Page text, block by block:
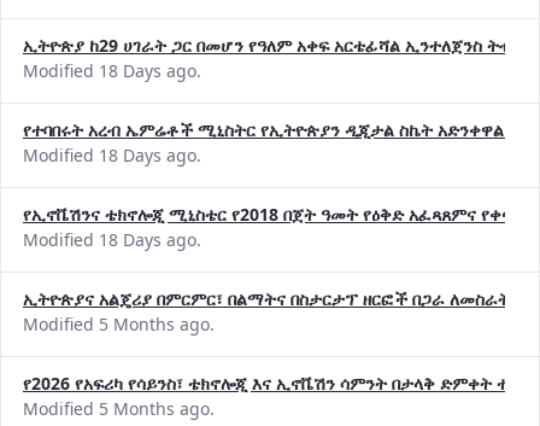
ኢትዮጵያ ከ29 ሀገራት ጋር በመሆን የዓለም አቀፍ አርቴፊሻል ኢንተለጀንስ
Modified 18 Days ago.
የተባበሩት አረብ ኤምሬቶች ሚኒስትር የኢትዮጵያን ዲጂታል ስኬት አድንቀዋል
Modified 18 Days ago.
የኢኖቬሽንና ቴክኖሎጂ ሚኒስቴር የ2018 በጀት ዓመት የዕቅድ አፈጻጸምና
Modified 18 Days ago.
ኢትዮጵያና አልጄሪያ በምርምር፣ በልማትና በስታርታፕ ዘርፎች በጋራ ለመስራት
Modified 5 Months ago.
የ2026 የአፍሪካ የሳይንስ፣ ቴክኖሎጂ እና ኢኖቬሽን ሳምንት በታላቅ ድምቀት
Modified 5 Months ago.